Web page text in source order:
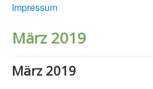
Impressum
März 2019
März 2019